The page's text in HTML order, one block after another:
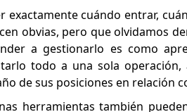
exactamente cuándo entrar,
obvias, pero que olvidamos
a gestionarlo es como
todo a una sola
de sus posiciones en relación
herramientas también